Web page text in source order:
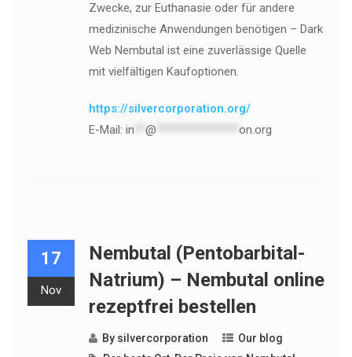
Zwecke, zur Euthanasie oder für andere
medizinische Anwendungen benötigen – Dark
Web Nembutal ist eine zuverlässige Quelle
mit vielfältigen Kaufoptionen.
https://silvercorporation.org/
E-Mail: in @ on.org
17
Nov
Nembutal (Pentobarbital-
Natrium) – Nembutal online
rezeptfrei bestellen
By silvercorporation
Our blog